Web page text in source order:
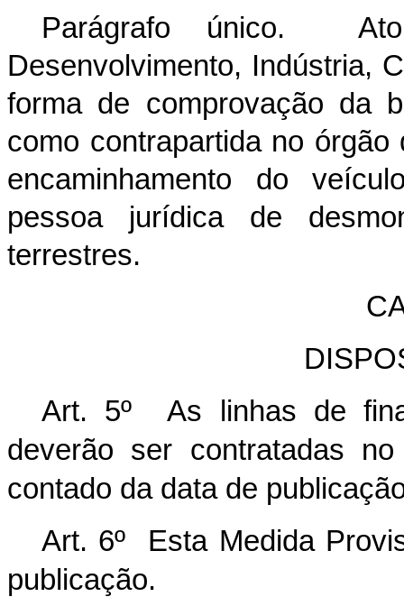
Parágrafo único.
Desenvolvimento, Indústria,
forma de comprovação da
como contrapartida no
encaminhamento do
pessoa jurídica de
terrestres.
Art. 5º As linhas de
deverão ser contratadas
contado da data de
Art. 6º Esta Medida
publicação.